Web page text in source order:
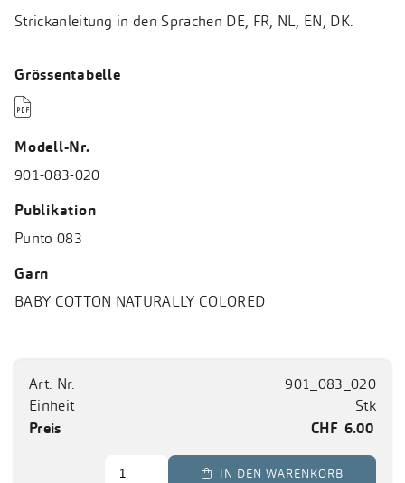
Strickanleitung in den Sprachen DE, FR, NL, EN, DK.
Grössentabelle

Modell-Nr.
901-083-020
Publikation
Punto 083
Garn
BABY COTTON NATURALLY COLORED
Art. Nr.
901_083_020
Einheit
Stk
Preis
CHF 6.00
 IN DEN WARENKORB